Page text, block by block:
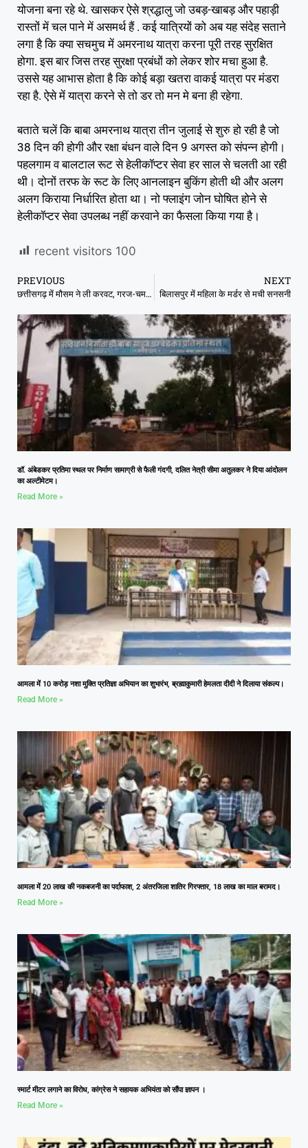
योजना बना रहे थे. खासकर ऐसे श्रद्धालु जो उबड़-खाबड़ और पहाड़ी
रास्तों में चल पाने में असमर्थ हैं . कई यात्रियों को अब यह संदेह सताने
लगा है कि क्या सचमुच में अमरनाथ यात्रा करना पूरी तरह सुरक्षित
होगा. इस बार जिस तरह सुरक्षा प्रबंधों को लेकर शोर मचा हुआ है.
उससे यह आभास होता है कि कोई बड़ा खतरा वाकई यात्रा पर मंडरा
रहा है. ऐसे में यात्रा करने से तो डर तो मन मे बना ही रहेगा.
बताते चलें कि बाबा अमरनाथ यात्रा तीन जुलाई से शुरु हो रही है जो
38 दिन की होगी और रक्षा बंधन वाले दिन 9 अगस्त को संपन्न होगी।
पहलगाम व बालटाल रूट से हेलीकॉप्टर सेवा हर साल से चलती आ रही
थी। दोनों तरफ के रूट के लिए आनलाइन बुकिंग होती थी और अलग
अलग किराया निर्धारित होता था। नो फ्लाइंग जोन घोषित होने से
हेलीकॉप्टर सेवा उपलब्ध नहीं करवाने का फैसला किया गया है।
recent visitors 100
PREVIOUS
छत्तीसगढ़ में मौसम ने ली करवट, गरज-चमक के साथ वज्रपात की संभावना
NEXT
बिलासपुर में महिला के मर्डर से मची सनसनी
डॉ. अंबेडकर प्रतिमा स्थल पर निर्माण सामाग्री से फैली गंदगी, दलित नेत्री सीमा अतुलकर ने दिया आंदोलन
का अल्टीमेटम।
Read More »
आमला में 10 करोड़ नशा मुक्ति प्रतिज्ञा अभियान का शुभारंभ, ब्रह्माकुमारी हेमलता दीदी ने दिलाया संकल्प।
Read More »
आमला में 20 लाख की नकबजनी का पर्दाफाश, 2 अंतरजिला शातिर गिरफ्तार, 18 लाख का माल बरामद।
Read More »
स्मार्ट मीटर लगाने का विरोध, कांग्रेस ने सहायक अभियंता को सौंपा ज्ञापन ।
Read More »